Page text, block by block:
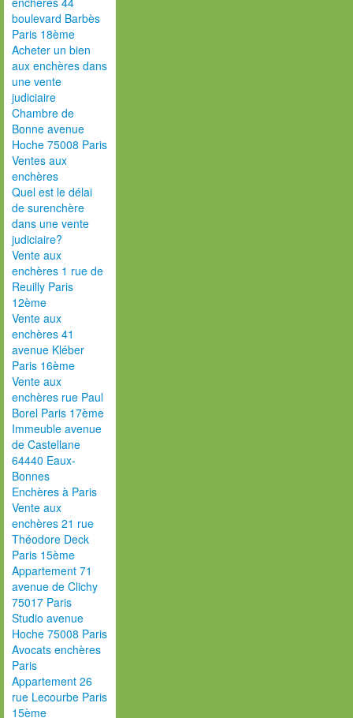
boulevard Barbès
Paris 18ème
Acheter un bien
aux enchères dans
une vente
judiciaire
Chambre de
Bonne avenue
Hoche 75008 Paris
Ventes aux
enchères
Quel est le délai
de surenchère
dans une vente
judiciaire?
Vente aux
enchères 1 rue de
Reuilly Paris
12ème
Vente aux
enchères 41
avenue Kléber
Paris 16ème
Vente aux
enchères rue Paul
Borel Paris 17ème
Immeuble avenue
de Castellane
64440 Eaux-
Bonnes
Enchères à Paris
Vente aux
enchères 21 rue
Théodore Deck
Paris 15ème
Appartement 71
avenue de Clichy
75017 Paris
Studio avenue
Hoche 75008 Paris
Avocats enchères
Paris
Appartement 26
rue Lecourbe Paris
15ème